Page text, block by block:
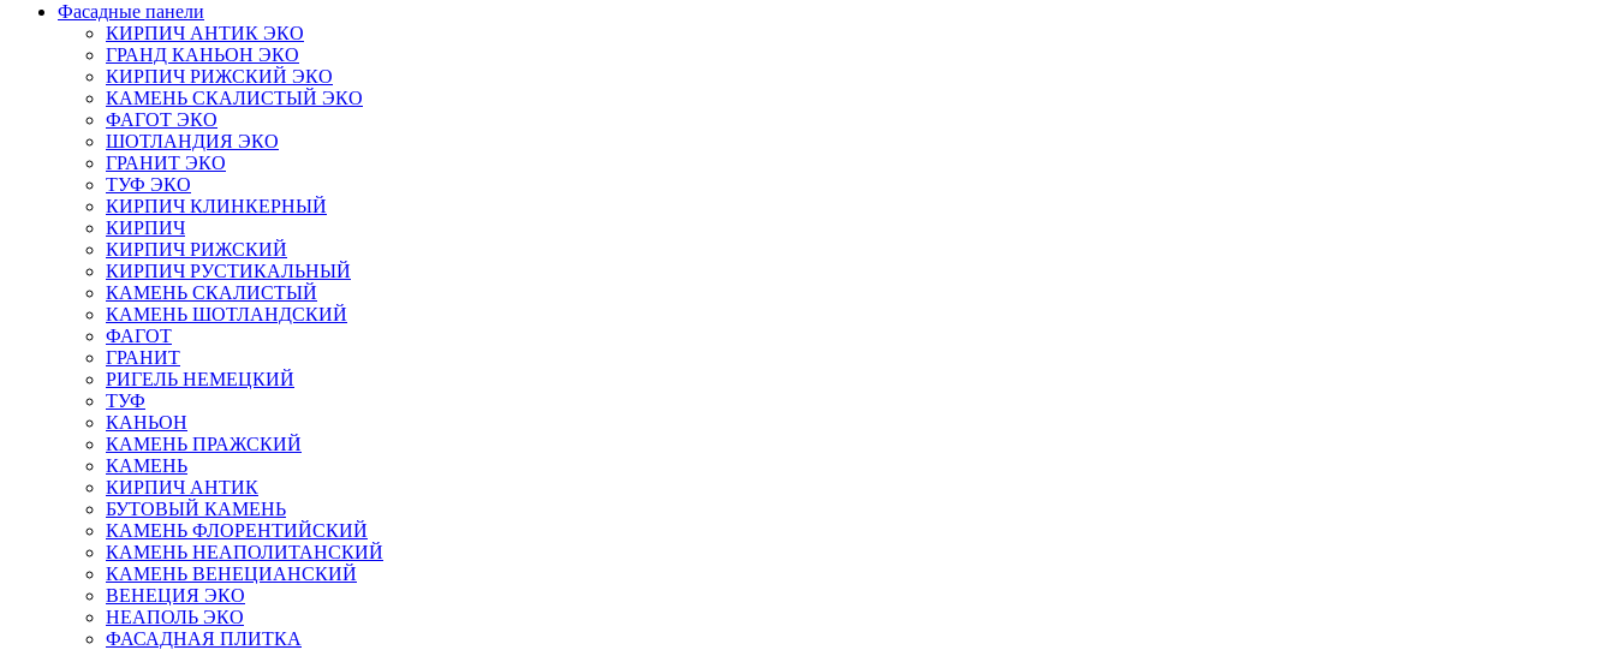
Фасадные панели
КИРПИЧ АНТИК ЭКО
ГРАНД КАНЬОН ЭКО
КИРПИЧ РИЖСКИЙ ЭКО
КАМЕНЬ СКАЛИСТЫЙ ЭКО
ФАГОТ ЭКО
ШОТЛАНДИЯ ЭКО
ГРАНИТ ЭКО
ТУФ ЭКО
КИРПИЧ КЛИНКЕРНЫЙ
КИРПИЧ
КИРПИЧ РИЖСКИЙ
КИРПИЧ РУСТИКАЛЬНЫЙ
КАМЕНЬ СКАЛИСТЫЙ
КАМЕНЬ ШОТЛАНДСКИЙ
ФАГОТ
ГРАНИТ
РИГЕЛЬ НЕМЕЦКИЙ
ТУФ
КАНЬОН
КАМЕНЬ ПРАЖСКИЙ
КАМЕНЬ
КИРПИЧ АНТИК
БУТОВЫЙ КАМЕНЬ
КАМЕНЬ ФЛОРЕНТИЙСКИЙ
КАМЕНЬ НЕАПОЛИТАНСКИЙ
КАМЕНЬ ВЕНЕЦИАНСКИЙ
ВЕНЕЦИЯ ЭКО
НЕАПОЛЬ ЭКО
ФАСАДНАЯ ПЛИТКА